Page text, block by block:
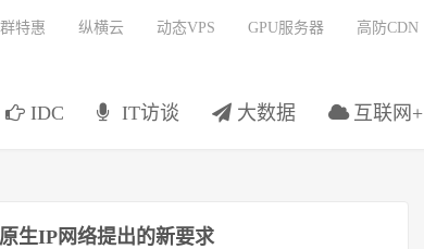
IDC IT访谈 大数据 互联网+
特惠 纵横云 动态VPS GPU服务器 高防CDN
生IP网络提出的新要求